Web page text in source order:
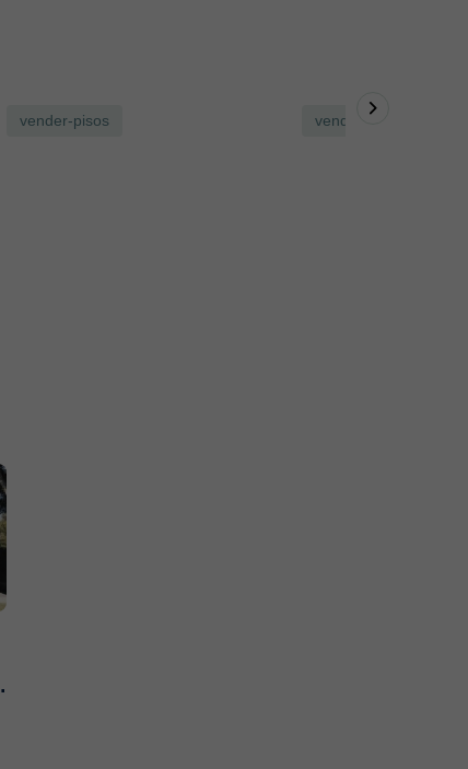
vender-pisos vender-pisos